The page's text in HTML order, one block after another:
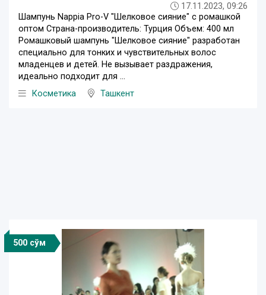
17.11.2023, 09:26
Шампунь Nappia Pro-V "Шелковое сияние" с ромашкой
оптом Страна-производитель: Турция Объем: 400 мл
Ромашковый шампунь "Шелковое сияние" разработан
специально для тонких и чувствительных волос
младенцев и детей. Не вызывает раздражения,
идеально подходит для ...
Косметика
Ташкент
500 сўм